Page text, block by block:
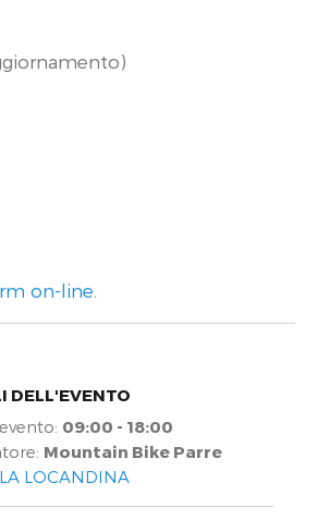
on-line
DELL'EVENTO
09:00 - 18:00
Mountain Bike Parre
LOCANDINA